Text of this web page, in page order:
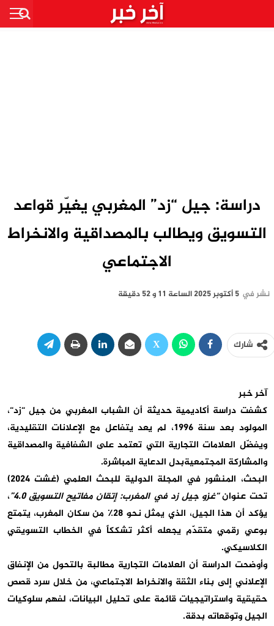
دراسة: جيل “زد” المغربي يغيّر قواعد
التسويق ويطالب بالمصداقية والانخراط
الاجتماعي
نشر في 5 أكتوبر 2025 الساعة 11 و 52 دقيقة
شارك
آخر خبر
كشفت دراسة أكاديمية حديثة أن الشباب المغربي من جيل “زد“،
المولود بعد سنة 1996، لم يعد يتفاعل مع الإعلانات التقليدية،
ويفضّل العلامات التجارية التي تعتمد على الشفافية والمصداقية
والمشاركة المجتمعيةبدل الدعاية المباشرة.
البحث، المنشور في المجلة الدولية للبحث العلمي (غشت 2024)
تحت عنوان“غزو جيل زد في المغرب: إتقان مفاتيح التسويق 4.0 ”،
يؤكد أن هذا الجيل، الذي يمثل نحو 28٪ من سكان المغرب، يتمتع
بوعي رقمي متقدّم يجعله أكثر تشككاً في الخطاب التسويقي
الكلاسيكي.
وأوضحت الدراسة أن العلامات التجارية مطالبة بالتحول من الإنفاق
الإعلاني إلى بناء الثقة والانخراط الاجتماعي، من خلال سرد قصص
حقيقية واستراتيجيات قائمة على تحليل البيانات، لفهم سلوكيات
الجيل وتوقعاته بدقة.